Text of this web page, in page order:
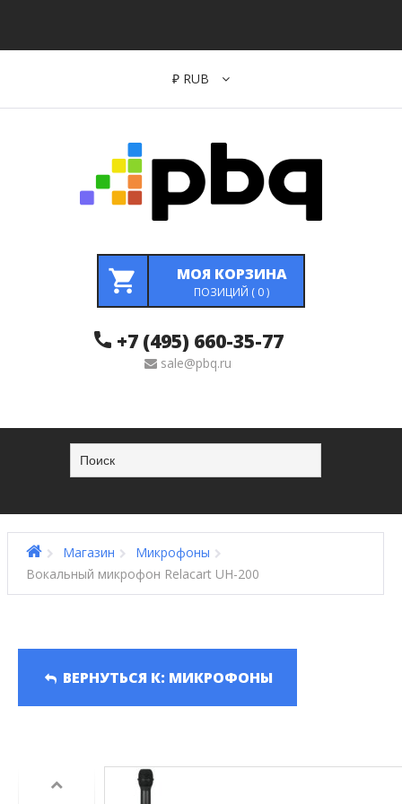
₽ RUB
МОЯ КОРЗИНА
ПОЗИЦИЙ ( 0)
+7 (495) 660-35-77
sale@pbq.ru
Магазин
Микрофоны
Вокальный микрофон Relacart UH-200
ВЕРНУТЬСЯ К: МИКРОФОНЫ